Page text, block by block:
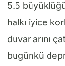
5.5
halkı iyice
duvarlarını
bugünkü